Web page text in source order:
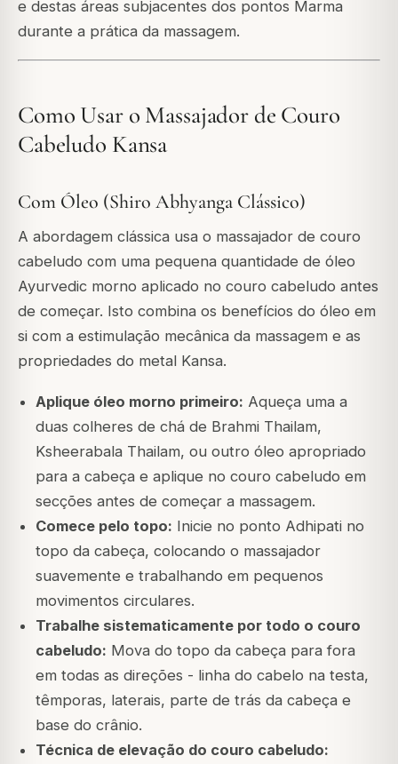
e destas áreas subjacentes dos pontos Marma
durante a prática da massagem.
Como Usar o Massajador de Couro
Cabeludo Kansa
Com Óleo (Shiro Abhyanga Clássico)
A abordagem clássica usa o massajador de couro
cabeludo com uma pequena quantidade de óleo
Ayurvedic morno aplicado no couro cabeludo antes
de começar. Isto combina os benefícios do óleo em
si com a estimulação mecânica da massagem e as
propriedades do metal Kansa.
Aplique óleo morno primeiro: Aqueça uma a
duas colheres de chá de Brahmi Thailam,
Ksheerabala Thailam, ou outro óleo apropriado
para a cabeça e aplique no couro cabeludo em
secções antes de começar a massagem.
Comece pelo topo: Inicie no ponto Adhipati no
topo da cabeça, colocando o massajador
suavemente e trabalhando em pequenos
movimentos circulares.
Trabalhe sistematicamente por todo o couro
cabeludo: Mova do topo da cabeça para fora
em todas as direções - linha do cabelo na testa,
têmporas, laterais, parte de trás da cabeça e
base do crânio.
Técnica de elevação do couro cabeludo: